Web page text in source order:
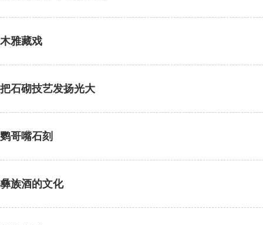
木雅藏戏
把石砌技艺发扬光大
鹦哥嘴石刻
彝族酒的文化